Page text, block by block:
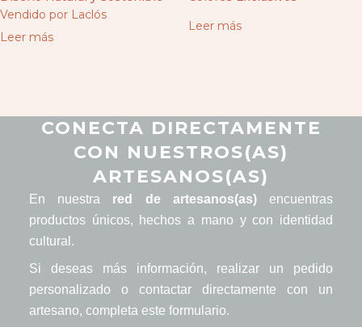
Vendido por Laclós
Leer más
Leer más
CONECTA DIRECTAMENTE
CON NUESTROS(AS)
ARTESANOS(AS)
En nuestra red de artesanos(as)encuentras
productos únicos, hechos a mano y con identidad
cultural.
Si deseas más información, realizar un pedido
personalizado o contactar directamente con un
artesano, completa este formulario.